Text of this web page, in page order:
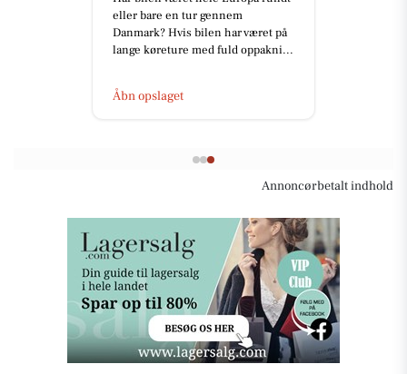
eller bare en tur gennem
Danmark? Hvis bilen har været på
lange køreture med fuld oppakni...
Åbn opslaget
Annoncørbetalt indhold